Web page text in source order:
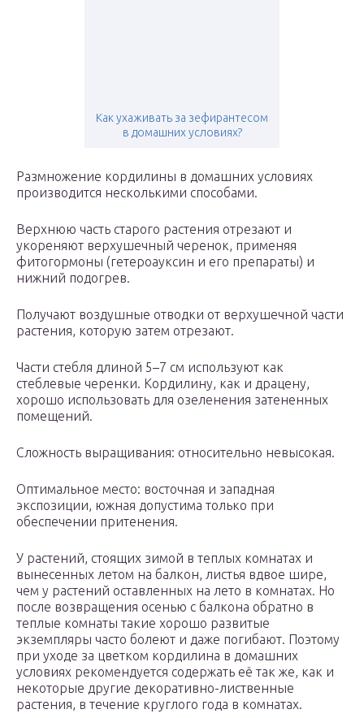
Как ухаживать за зефирантесом
в домашних условиях?
Размножение кордилины в домашних условиях
производится несколькими способами.
Верхнюю часть старого растения отрезают и
укореняют верхушечный черенок, применяя
фитогормоны (гетероауксин и его препараты) и
нижний подогрев.
Получают воздушные отводки от верхушечной части
растения, которую затем отрезают.
Части стебля длиной 5–7 см используют как
стеблевые черенки. Кордилину, как и драцену,
хорошо использовать для озеленения затененных
помещений.
Сложность выращивания: относительно невысокая.
Оптимальное место: восточная и западная
экспозиции, южная допустима только при
обеспечении притенения.
У растений, стоящих зимой в теплых комнатах и
вынесенных летом на балкон, листья вдвое шире,
чем у растений оставленных на лето в комнатах. Но
после возвращения осенью с балкона обратно в
теплые комнаты такие хорошо развитые
экземпляры часто болеют и даже погибают. Поэтому
при уходе за цветком кордилина в домашних
условиях рекомендуется содержать её так же, как и
некоторые другие декоративно-лиственные
растения, в течение круглого года в комнатах.